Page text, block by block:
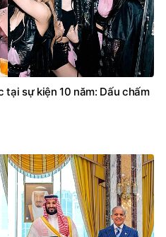
sự kiện 10 năm: Dấu chấm